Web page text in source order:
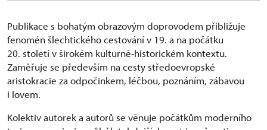
Publikace s bohatým obrazovým doprovodem přibližuje
fenomén šlechtického cestování v 19. a na počátku
20. století v širokém kulturně-historickém kontextu.
Zaměřuje se především na cesty středoevropské
aristokracie za odpočinkem, léčbou, poznáním, zábavou
i lovem.
Kolektiv autorek a autorů se věnuje počátkům moderního